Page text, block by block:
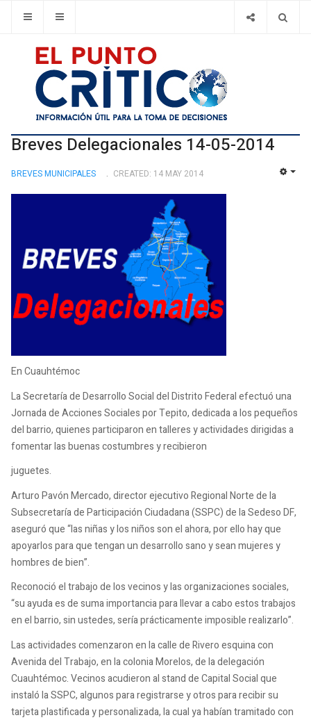
Breves Delegacionales 14-05-2014
BREVES MUNICIPALES CREATED: 14 MAY 2014
En Cuauhtémoc
La Secretaría de Desarrollo Social del Distrito Federal efectuó una
Jornada de Acciones Sociales por Tepito, dedicada a los pequeños
del barrio, quienes participaron en talleres y actividades dirigidas a
fomentar las buenas costumbres y recibieron
juguetes.
Arturo Pavón Mercado, director ejecutivo Regional Norte de la
Subsecretaría de Participación Ciudadana (SSPC) de la Sedeso DF,
aseguró que “las niñas y los niños son el ahora, por ello hay que
apoyarlos para que tengan un desarrollo sano y sean mujeres y
hombres de bien”.
Reconoció el trabajo de los vecinos y las organizaciones sociales,
“su ayuda es de suma importancia para llevar a cabo estos trabajos
en el barrio, sin ustedes, sería prácticamente imposible realizarlo”.
Las actividades comenzaron en la calle de Rivero esquina con
Avenida del Trabajo, en la colonia Morelos, de la delegación
Cuauhtémoc. Vecinos acudieron al stand de Capital Social que
instaló la SSPC, algunos para registrarse y otros para recibir su
tarjeta plastificada y personalizada, la cual ya habían tramitado con